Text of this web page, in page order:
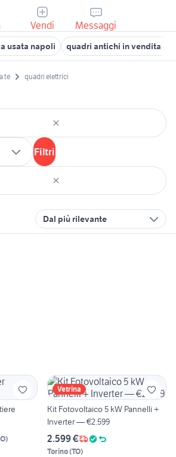
Vendi Messaggi
usata napoli quadri antichi in vendita
te quadri elettrici
Filtri
Dal più rilevante
)
Vetrina
Kit Fotovoltaico 5 kW Pannelli +
Inverter — €2.599
2.599 €
Torino(TO)